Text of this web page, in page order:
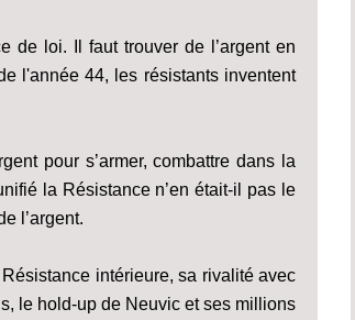
de loi. Il faut trouver de l’argent en
l'année 44, les résistants inventent
pour s’armer, combattre dans la
la Résistance n’en était-il pas le
l’argent.
intérieure, sa rivalité avec
le hold-up de Neuvic et ses millions